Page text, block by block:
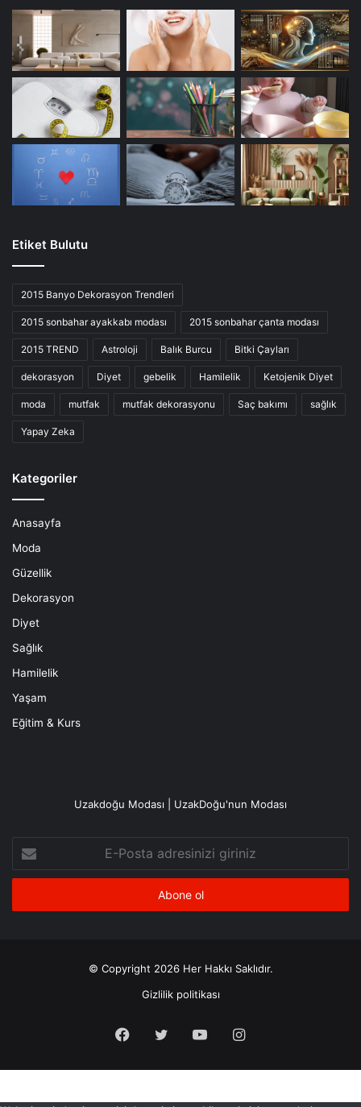
Etiket Bulutu
2015 Banyo Dekorasyon Trendleri
2015 sonbahar ayakkabı modası 2015 sonbahar çanta modası
2015 TREND Astroloji Balık Burcu Bitki Çayları
dekorasyon Diyet gebelik Hamilelik Ketojenik Diyet
moda mutfak mutfak dekorasyonu Saç bakımı sağlık
Yapay Zeka
Kategoriler
Anasayfa
Moda
Güzellik
Dekorasyon
Diyet
Sağlık
Hamilelik
Yaşam
Eğitim & Kurs
Uzakdoğu Modası | UzakDoğu'nun Modası
Posta
adresinizi
© Copyright 2026 Her Hakkı Saklıdır.
Gizlilik politikası
Facebook
X YouTubeInstagram